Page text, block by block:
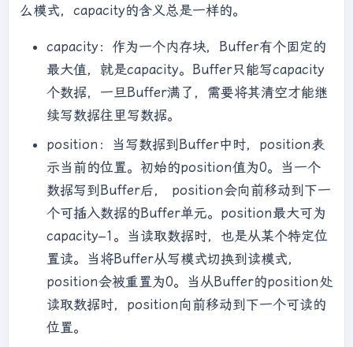
么模式，capacity的含义总是一样的。
capacity：作为一个内存块，Buffer有个固定的
最大值，就是capacity。Buffer只能写capacity
个数据，一旦Buffer满了，需要将其清空才能继
续写数据往里写数据。
position：当写数据到Buffer中时，position表
示当前的位置。初始的position值为0。当一个
数据写到Buffer后， position会向前移动到下一
个可插入数据的Buffer单元。position最大可为
capacity–1。当读取数据时，也是从某个特定位
置读。当将Buffer从写模式切换到读模式，
position会被重置为0。当从Buffer的position处
读取数据时，position向前移动到下一个可读的
位置。